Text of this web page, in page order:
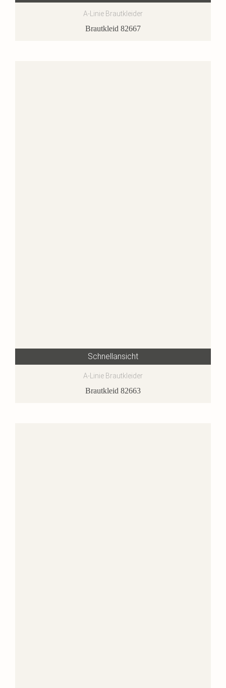
A-Linie Brautkleider
Brautkleid 82667
Schnellansicht
A-Linie Brautkleider
Brautkleid 82663